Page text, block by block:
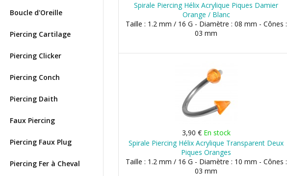
Boucle d'Oreille
Piercing Cartilage
Piercing Clicker
Piercing Conch
Piercing Daith
Faux Piercing
Piercing Faux Plug
Piercing Fer à Cheval
Spirale Piercing Hélix Acrylique Piques Damier
Orange / Blanc
Taille : 1.2 mm / 16 G - Diamètre : 08 mm - Cônes :
03 mm
3,90 € En stock
Spirale Piercing Hélix Acrylique Transparent Deux
Piques Oranges
Taille : 1.2 mm / 16 G - Diamètre : 10 mm - Cônes :
03 mm